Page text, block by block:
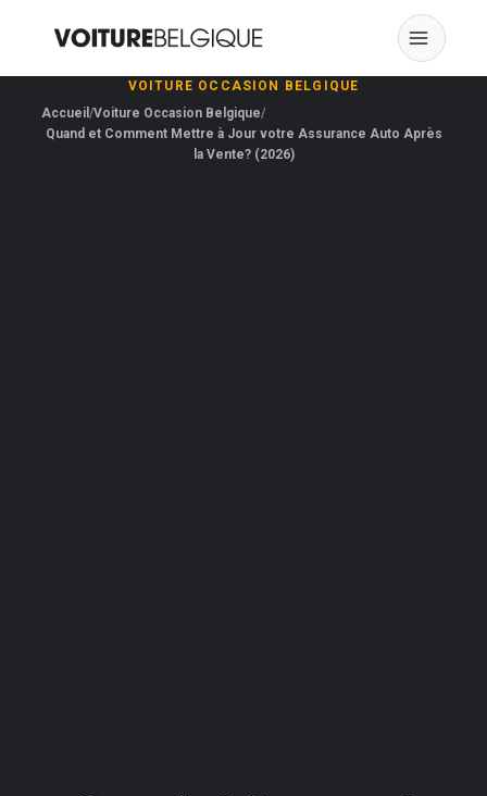
VOITURE OCCASION BELGIQUE
Accueil Voiture Occasion Belgique
Quand et Comment Mettre à Jour votre Assurance Auto Après
la Vente? (2026)